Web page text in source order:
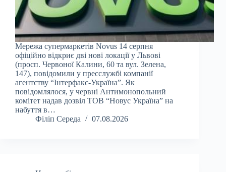
Мережа супермаркетів Novus 14 серпня
офіційно відкриє дві нові локації у Львові
(просп. Червоної Калини, 60 та вул. Зелена,
147), повідомили у пресслужбі компанії
агентству “Інтерфакс-Україна”. Як
повідомлялося, у червні Антимонопольний
комітет надав дозвіл ТОВ “Новус Україна” на
набуття в…
Філіп Середа
07.08.2026